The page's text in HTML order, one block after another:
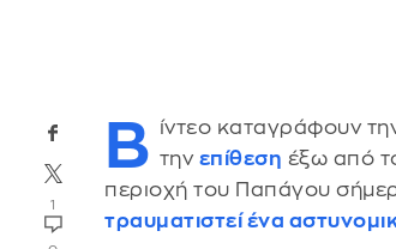
1
Β ίντεο καταγράφουν
την επίθεση έξω από
περιοχή του Παπάγου
τραυματιστεί ένα